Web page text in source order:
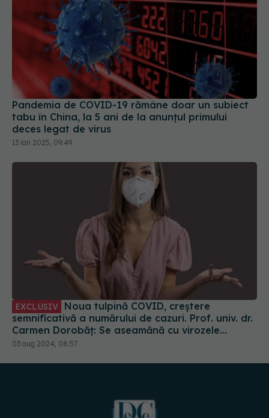
Pandemia de COVID-19 rămâne doar un subiect
tabu în China, la 5 ani de la anunțul primului
deces legat de virus
13 ian 2025, 09:49
semnificativă a numărului de cazuri. Prof. univ. dr.
Carmen Dorobăț: Se aseamănă cu virozele
respiratorii. Nu necesită tratament simptomatic
03 aug 2024, 08:57